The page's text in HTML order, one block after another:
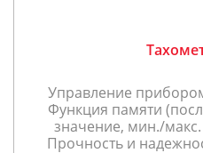
Управление
Функция памяти
значение, мин./
Прочность и